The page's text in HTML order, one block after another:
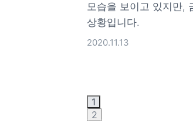
모습을 보이고 있지만,
상황입니다.
2020.11.13
1
2